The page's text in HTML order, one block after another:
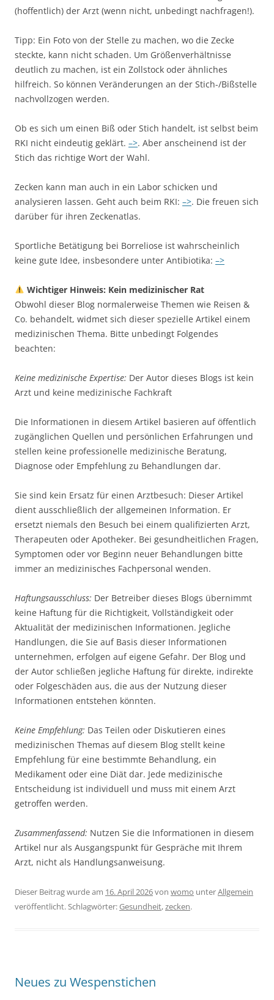
(hoffentlich) der Arzt (wenn nicht, unbedingt nachfragen!).
Tipp: Ein Foto von der Stelle zu machen, wo die Zecke
steckte, kann nicht schaden. Um Größenverhältnisse
deutlich zu machen, ist ein Zollstock oder ähnliches
hilfreich. So können Veränderungen an der Stich-/Bißstelle
nachvollzogen werden.
Ob es sich um einen Biß oder Stich handelt, ist selbst beim
RKI nicht eindeutig geklärt. –>. Aber anscheinend ist der
Stich das richtige Wort der Wahl.
Zecken kann man auch in ein Labor schicken und
analysieren lassen. Geht auch beim RKI: –>. Die freuen sich
darüber für ihren Zeckenatlas.
Sportliche Betätigung bei Borreliose ist wahrscheinlich
keine gute Idee, insbesondere unter Antibiotika: –>
Wichtiger Hinweis: Kein medizinischer Rat
Obwohl dieser Blog normalerweise Themen wie Reisen &
Co. behandelt, widmet sich dieser spezielle Artikel einem
medizinischen Thema. Bitte unbedingt Folgendes
beachten:
Keine medizinische Expertise: Der Autor dieses Blogs ist kein
Arzt und keine medizinische Fachkraft
Die Informationen in diesem Artikel basieren auf öffentlich
zugänglichen Quellen und persönlichen Erfahrungen und
stellen keine professionelle medizinische Beratung,
Diagnose oder Empfehlung zu Behandlungen dar.
Sie sind kein Ersatz für einen Arztbesuch: Dieser Artikel
dient ausschließlich der allgemeinen Information. Er
ersetzt niemals den Besuch bei einem qualifizierten Arzt,
Therapeuten oder Apotheker. Bei gesundheitlichen Fragen,
Symptomen oder vor Beginn neuer Behandlungen bitte
immer an medizinisches Fachpersonal wenden.
Haftungsausschluss: Der Betreiber dieses Blogs übernimmt
keine Haftung für die Richtigkeit, Vollständigkeit oder
Aktualität der medizinischen Informationen. Jegliche
Handlungen, die Sie auf Basis dieser Informationen
unternehmen, erfolgen auf eigene Gefahr. Der Blog und
der Autor schließen jegliche Haftung für direkte, indirekte
oder Folgeschäden aus, die aus der Nutzung dieser
Informationen entstehen könnten.
Keine Empfehlung: Das Teilen oder Diskutieren eines
medizinischen Themas auf diesem Blog stellt keine
Empfehlung für eine bestimmte Behandlung, ein
Medikament oder eine Diät dar. Jede medizinische
Entscheidung ist individuell und muss mit einem Arzt
getroffen werden.
Zusammenfassend: Nutzen Sie die Informationen in diesem
Artikel nur als Ausgangspunkt für Gespräche mit Ihrem
Arzt, nicht als Handlungsanweisung.
Dieser Beitrag wurde am 16. April 2026von womo unterAllgemein
veröffentlicht. Schlagwörter:Gesundheit,zecken.
Neues zu Wespenstichen